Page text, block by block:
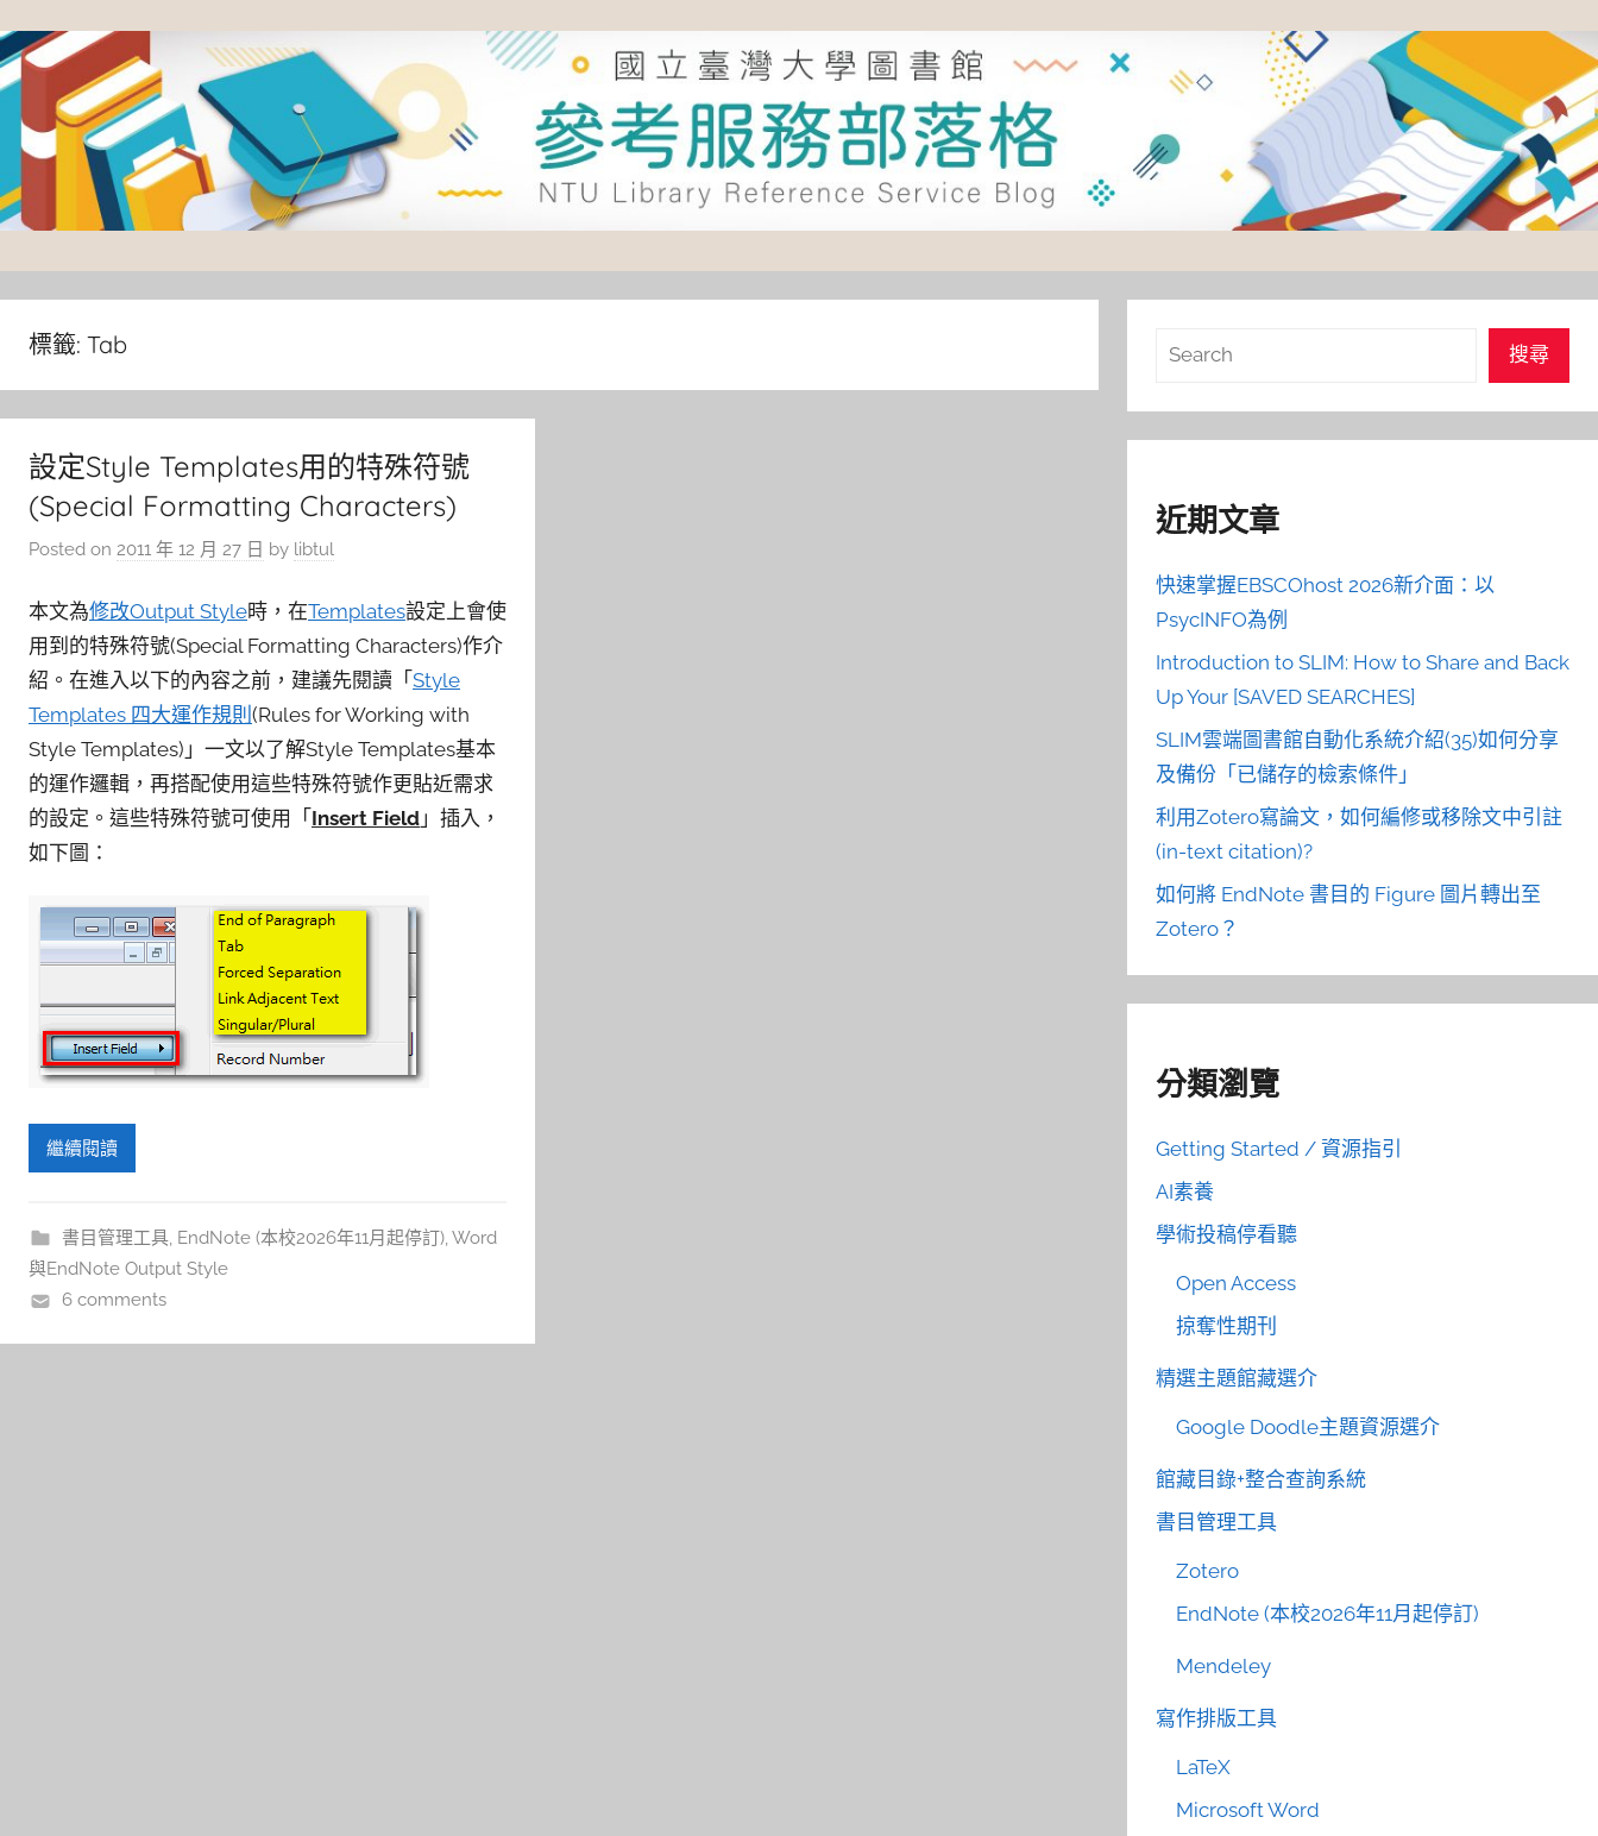
to
content
灣
圖
標籤: Tab
設定Style Templates用的特殊符號
(Special Formatting Characters)
Posted on 2011 年 12 月 27 日 by libtul
本文為修改Output Style時，在Templates設定上會使
用到的特殊符號(Special Formatting Characters)作介
紹。在進入以下的內容之前，建議先閱讀「Style
Templates 四大運作規則 (Rules for Working with
Style Templates)」一文以了解Style Templates基本
的運作邏輯，再搭配使用這些特殊符號作更貼近需求
的設定。這些特殊符號可使用「Insert Field 」插入，
如下圖：
繼續閱讀
書目管理工具, EndNote (本校2026年11月起停訂),Word
與EndNote Output Style
6 comments
搜
搜尋
近期文章
快速掌握EBSCOhost 2026新介面：以
PsycINFO為例
Introduction to SLIM: How to Share and Back
Up Your [SAVED SEARCHES]
SLIM雲端圖書館自動化系統介紹(35)如何分享
及備份「已儲存的檢索條件」
利用Zotero寫論文，如何編修或移除文中引註
(in-text citation)?
如何將 EndNote 書目的 Figure 圖片轉出至
Zotero？
分類瀏覽
Getting Started / 資源指引
AI素養
學術投稿停看聽
Open Access
掠奪性期刊
精選主題館藏選介
Google Doodle主題資源選介
館藏目錄+整合查詢系統
書目管理工具
Zotero
EndNote (本校2026年11月起停訂)
Mendeley
寫作排版工具
LaTeX
Microsoft Word